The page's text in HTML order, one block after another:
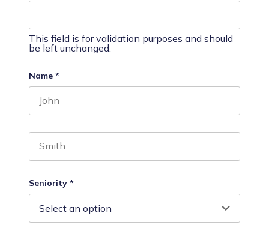
This field is for validation purposes and should
be left unchanged.
Name *
Seniority *